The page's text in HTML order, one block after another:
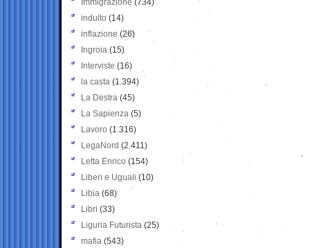
Immigrazione (734)
indulto (14)
inflazione (26)
Ingroia (15)
Interviste (16)
la casta (1.394)
La Destra (45)
La Sapienza (5)
Lavoro (1.316)
LegaNord (2.411)
Letta Enrico (154)
Liberi e Uguali (10)
Libia (68)
Libri (33)
Liguria Futurista (25)
mafia (543)